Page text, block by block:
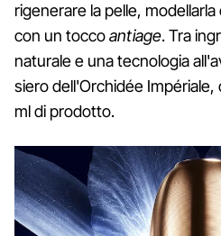
rigenerare la pelle,
con un toccoantiage. Tra
naturale e una tecnologia
siero dell'Orchidée
ml di prodotto.